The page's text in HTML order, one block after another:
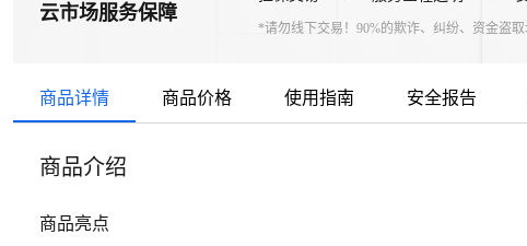
云市场服务保障
*请勿线下交易！90%的欺诈、纠纷、资金盗取
商品详情 商品价格 使用指南 安全报告
商品介绍
商品亮点